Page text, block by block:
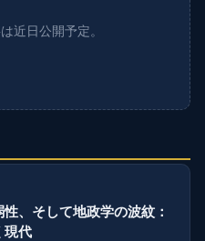
近日公開予定。
、そして地政学の波紋：
現代